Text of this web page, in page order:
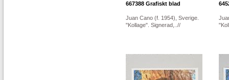
667388 Grafiskt blad
Juan Cano (f. 1954), Sverige.
"Kollage". Signerad,..//